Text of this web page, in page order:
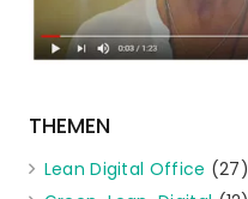
THEMEN
Lean Digital Office (27)